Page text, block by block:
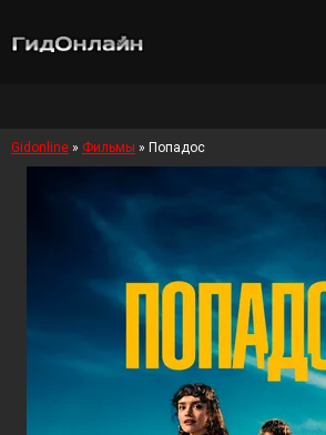
Gidonline » Фильмы » Попадос